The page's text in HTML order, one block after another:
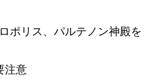
ポリス、パルテノン神殿を
注意